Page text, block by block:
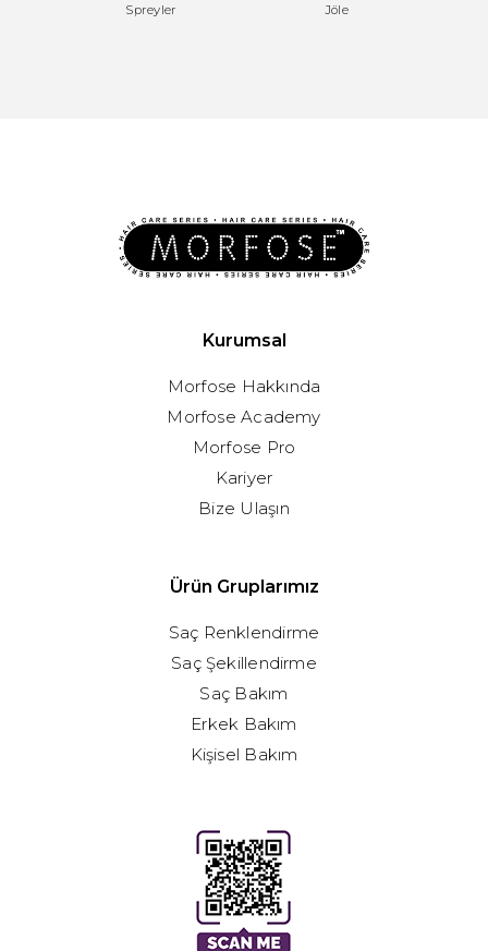
Spreyler
Jöle
Kurumsal
Morfose Hakkında
Morfose Academy
Morfose Pro
Kariyer
Bize Ulaşın
Ürün Gruplarımız
Saç Renklendirme
Saç Şekillendirme
Saç Bakım
Erkek Bakım
Kişisel Bakım